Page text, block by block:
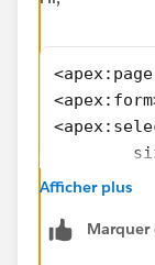
Afficher plus